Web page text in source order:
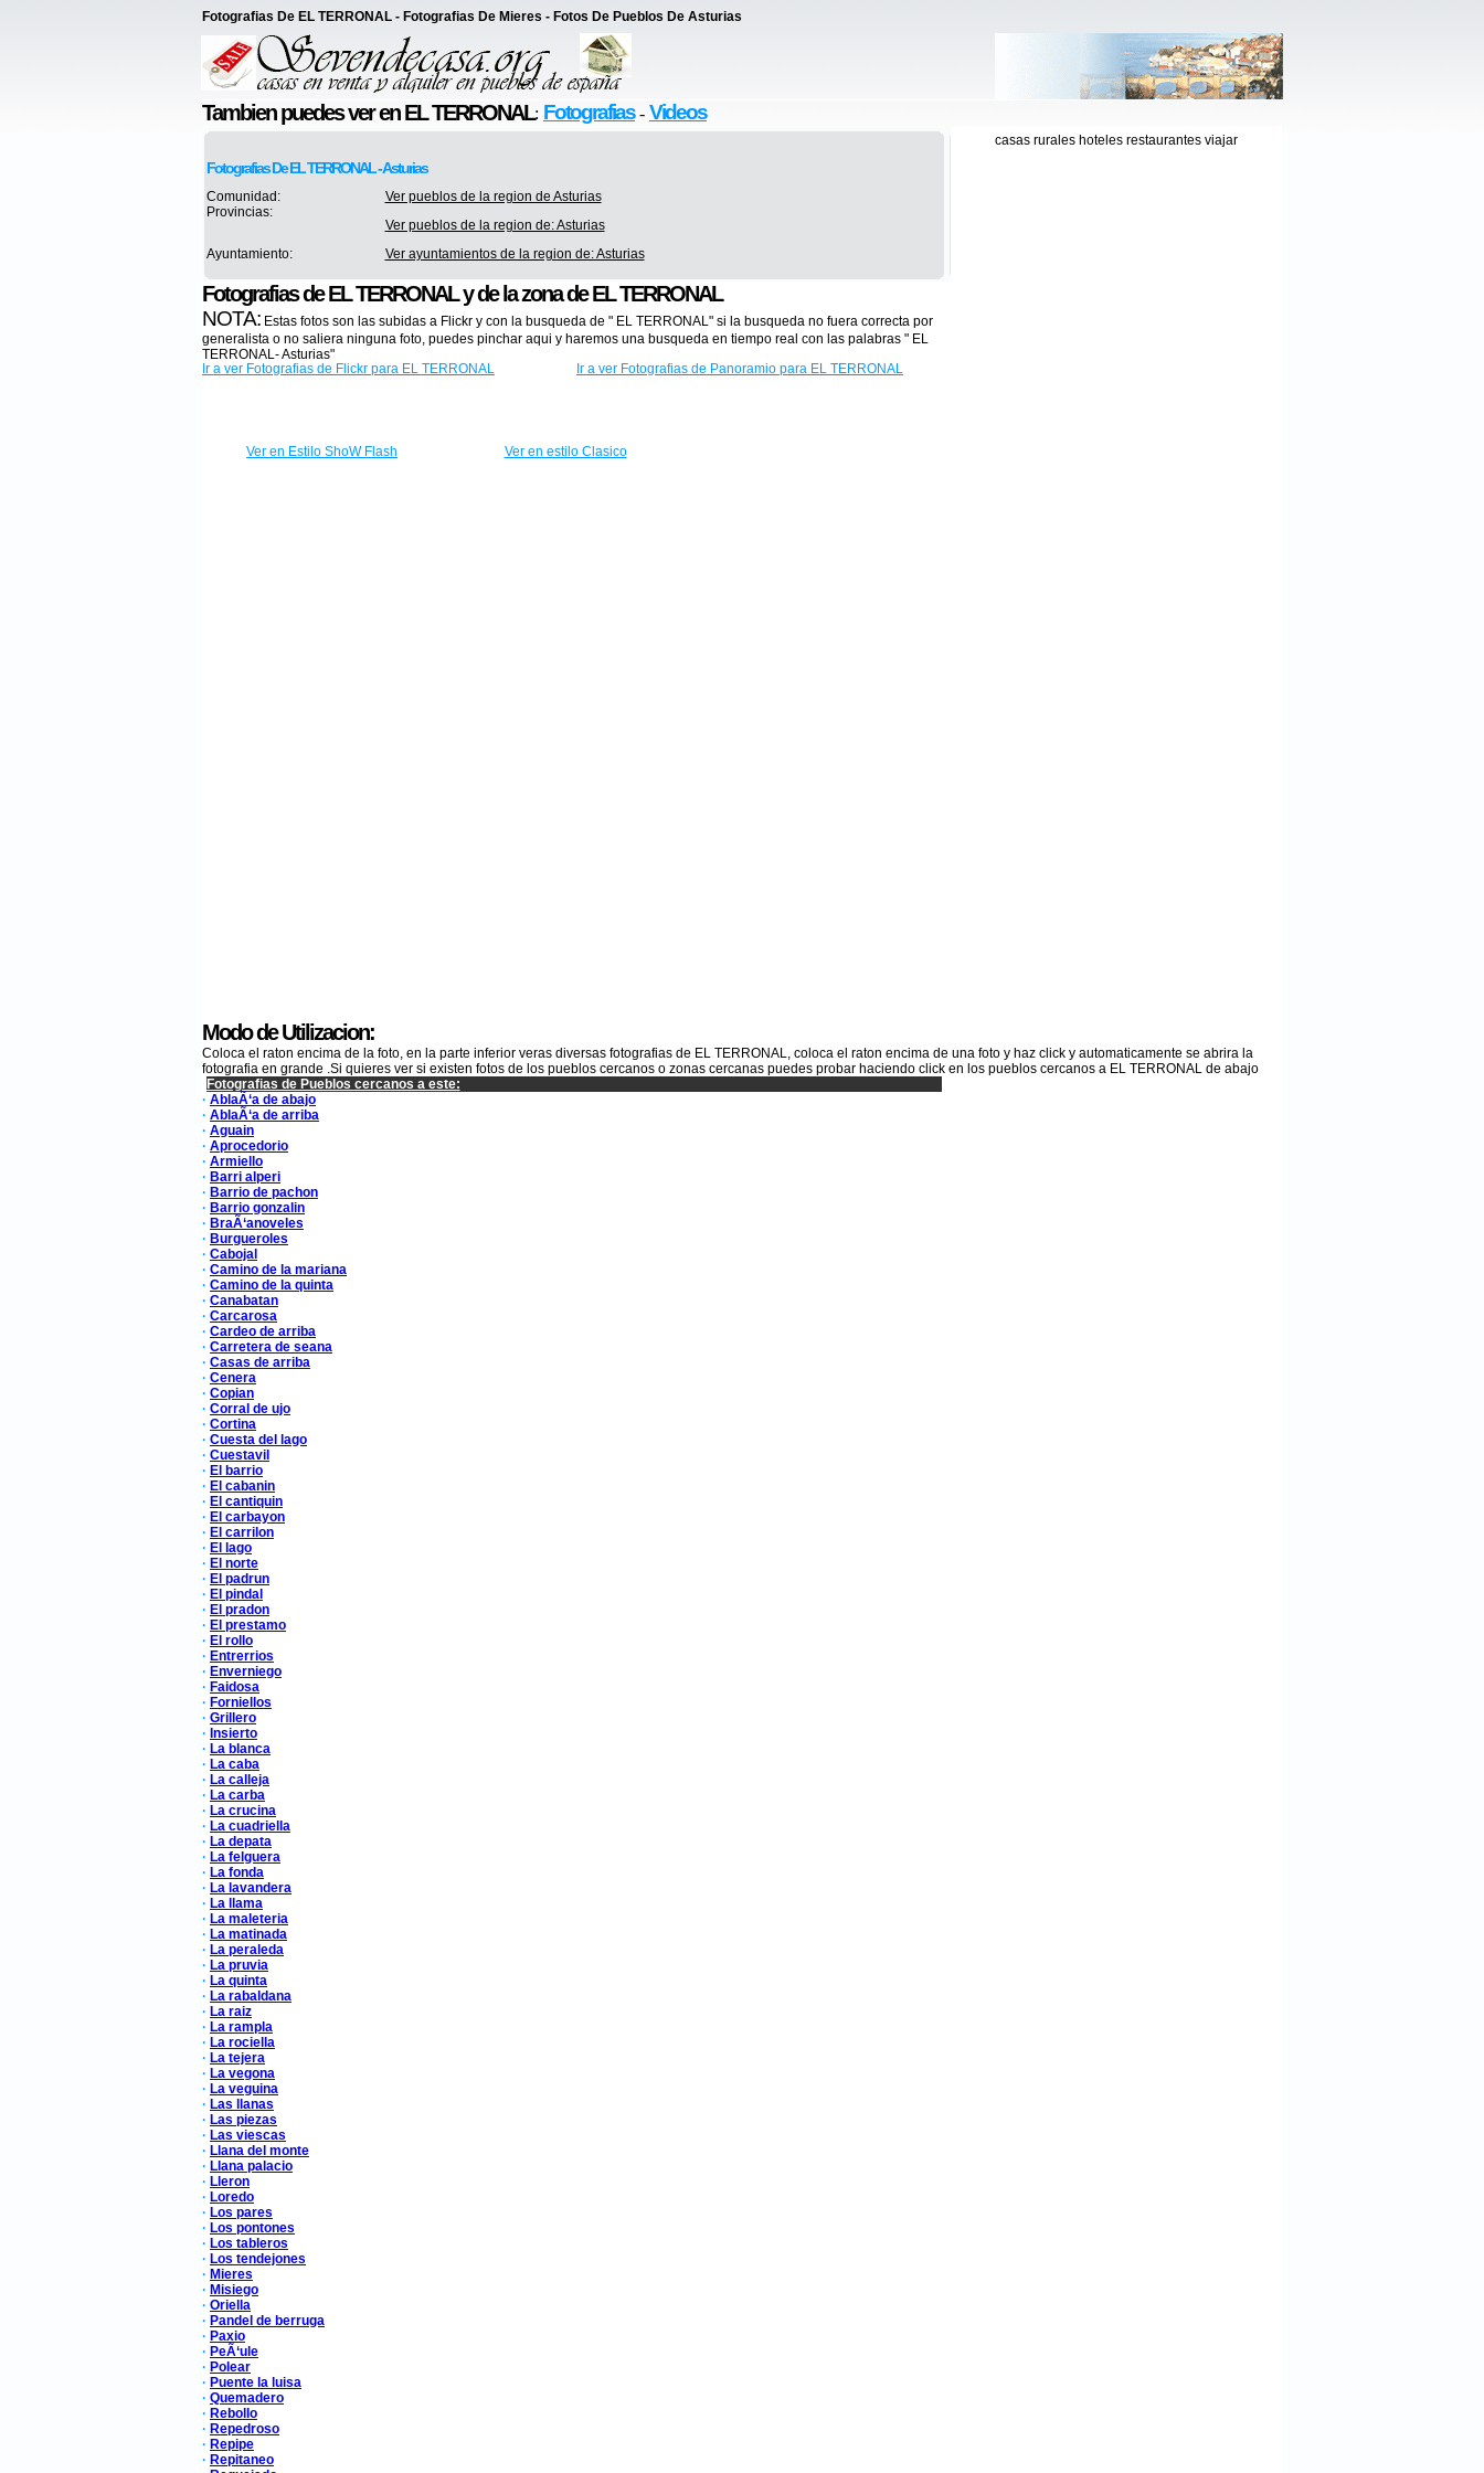
Fotografias De EL TERRONAL - Fotografias De Mieres - Fotos De Pueblos De Asturias
Tambien puedes ver en EL TERRONAL: Fotografias- Videos
Fotografias De EL TERRONAL - Asturias
Comunidad:
Ver pueblos de la region de Asturias
Provincias:
Ver pueblos de la region de: Asturias
Ayuntamiento:
Ver ayuntamientos de la region de: Asturias
Fotografias de EL TERRONAL y de la zona de EL TERRONAL
NOTA: Estas fotos son las subidas a Flickr y con la busqueda de " EL TERRONAL" si la busqueda no fuera correcta por
generalista o no saliera ninguna foto, puedes pinchar aqui y haremos una busqueda en tiempo real con las palabras " EL
TERRONAL- Asturias"
Ir a ver Fotografias de Flickr para EL TERRONAL
Ir a ver Fotografias de Panoramio para EL TERRONAL
casas rurales hoteles restaurantes viajar
Ver en Estilo ShoW Flash Ver en estilo Clasico
Modo de Utilizacion:
Coloca el raton encima de la foto, en la parte inferior veras diversas fotografias de EL TERRONAL, coloca el raton encima de una foto y haz click y automaticamente se abrira la
fotografia en grande .Si quieres ver si existen fotos de los pueblos cercanos o zonas cercanas puedes probar haciendo click en los pueblos cercanos a EL TERRONAL de abajo
Fotografias de Pueblos cercanos a este:
· AblaÃ‘a de abajo
· AblaÃ‘a de arriba
· Aguain
· Aprocedorio
· Armiello
· Barri alperi
· Barrio de pachon
· Barrio gonzalin
· BraÃ‘anoveles
· Burgueroles
· Cabojal
· Camino de la mariana
· Camino de la quinta
· Canabatan
· Carcarosa
· Cardeo de arriba
· Carretera de seana
· Casas de arriba
· Cenera
· Copian
· Corral de ujo
· Cortina
· Cuesta del lago
· Cuestavil
· El barrio
· El cabanin
· El cantiquin
· El carbayon
· El carrilon
· El lago
· El norte
· El padrun
· El pindal
· El pradon
· El prestamo
· El rollo
· Entrerrios
· Enverniego
· Faidosa
· Forniellos
· Grillero
· Insierto
· La blanca
· La caba
· La calleja
· La carba
· La crucina
· La cuadriella
· La depata
· La felguera
· La fonda
· La lavandera
· La llama
· La maleteria
· La matinada
· La peraleda
· La pruvia
· La quinta
· La rabaldana
· La raiz
· La rampla
· La rociella
· La tejera
· La vegona
· La veguina
· Las llanas
· Las piezas
· Las viescas
· Llana del monte
· Llana palacio
· Lleron
· Loredo
· Los pares
· Los pontones
· Los tableros
· Los tendejones
· Mieres
· Misiego
· Oriella
· Pandel de berruga
· Paxio
· PeÃ‘ule
· Polear
· Puente la luisa
· Quemadero
· Rebollo
· Repedroso
· Repipe
· Repitaneo